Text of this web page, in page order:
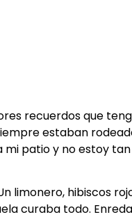
recuerdos que
estaban
patio y no estoy tan
limonero, hibiscos
curaba todo.